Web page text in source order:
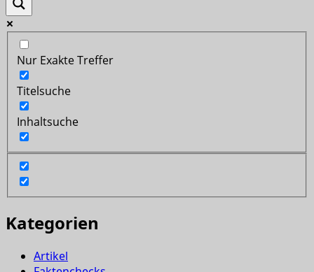
Nur Exakte Treffer
Titelsuche
Inhaltsuche
Kategorien
Artikel